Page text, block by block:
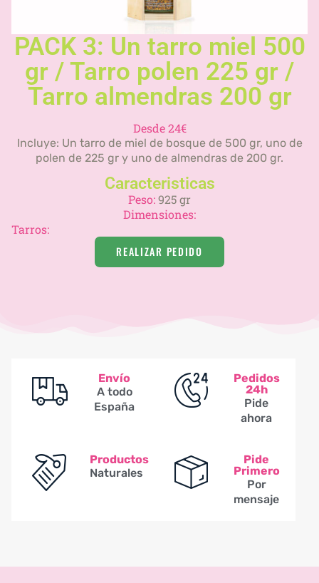
PACK 3: Un tarro miel 500
gr / Tarro polen 225 gr /
Tarro almendras 200 gr
Desde 24€
Incluye: Un tarro de miel de bosque de 500 gr, uno de
polen de 225 gr y uno de almendras de 200 gr.
Caracteristicas
Peso:925 gr
Dimensiones:
Tarros:
REALIZAR PEDIDO
Envío
A todo
España
Pedidos
24h
Pide
ahora
Productos
Naturales
Pide
Primero
Por
mensaje